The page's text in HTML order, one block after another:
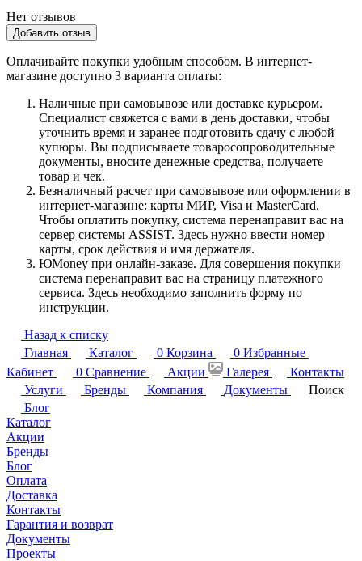
Нет отзывов
Добавить отзыв
Оплачивайте покупки удобным способом. В интернет-
магазине доступно 3 варианта оплаты:
Наличные при самовывозе или доставке курьером.
Специалист свяжется с вами в день доставки, чтобы
уточнить время и заранее подготовить сдачу с любой
купюры. Вы подписываете товаросопроводительные
документы, вносите денежные средства, получаете
товар и чек.
Безналичный расчет при самовывозе или оформлении в
интернет-магазине: карты МИР, Visa и MasterCard.
Чтобы оплатить покупку, система перенаправит вас на
сервер системы ASSIST. Здесь нужно ввести номер
карты, срок действия и имя держателя.
ЮMoney при онлайн-заказе. Для совершения покупки
система перенаправит вас на страницу платежного
сервиса. Здесь необходимо заполнить форму по
инструкции.
Назад к списку
Главная
Каталог 0 Корзина 0 Избранные
Кабинет
0 Сравнение Акции Галерея
Контакты
Услуги
Бренды Компания Документы
Поиск
Блог
Каталог
Акции
Бренды
Блог
Оплата
Доставка
Контакты
Гарантия и возврат
Документы
Проекты